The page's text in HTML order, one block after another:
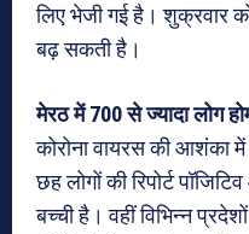
लिए भेजी गई है। शुक्रवार
बढ़ सकती है।
मेरठ में 700 से ज्यादा लोग
कोरोना वायरस की आशंका
छह लोगों की रिपोर्ट
बच्ची है। वहीं विभिन्न